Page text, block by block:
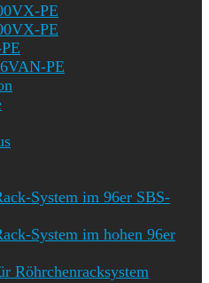
PE
PE
PE
System im 96er SBS-
System im hohen 96er
Röhrchenracksystem